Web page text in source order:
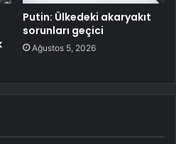
Putin: Ülkedeki akaryakıt
sorunları geçici
Ağustos 5, 2026